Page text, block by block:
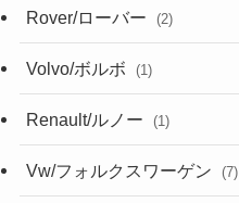
Rover/ローバー (2)
Volvo/ボルボ (1)
Renault/ルノー (1)
Vw/フォルクスワーゲン (7)